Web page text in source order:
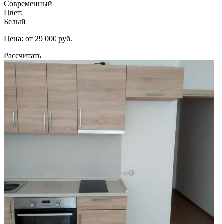
Современный
Цвет:
Белый
Цена: от 29 000 руб.
Рассчитать